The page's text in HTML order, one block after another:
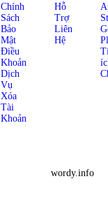
Chính
Sách
Bảo
Mật
Điều
Khoản
Dịch
Vụ
Xóa
Tài
Khoản
Hỗ
Trợ
Liên
Hệ
wordy.info